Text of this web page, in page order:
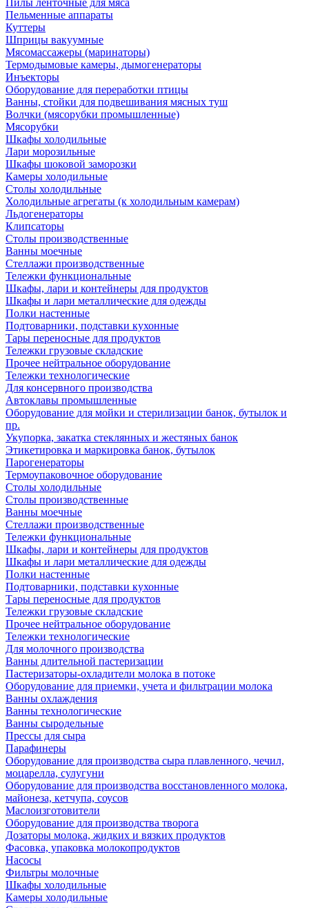
Пилы ленточные для мяса
Пельменные аппараты
Куттеры
Шприцы вакуумные
Мясомассажеры (маринаторы)
Термодымовые камеры, дымогенераторы
Инъекторы
Оборудование для переработки птицы
Ванны, стойки для подвешивания мясных туш
Волчки (мясорубки промышленные)
Мясорубки
Шкафы холодильные
Лари морозильные
Шкафы шоковой заморозки
Камеры холодильные
Столы холодильные
Холодильные агрегаты (к холодильным камерам)
Льдогенераторы
Клипсаторы
Столы производственные
Ванны моечные
Стеллажи производственные
Тележки функциональные
Шкафы, лари и контейнеры для продуктов
Шкафы и лари металлические для одежды
Полки настенные
Подтоварники, подставки кухонные
Тары переносные для продуктов
Тележки грузовые складские
Прочее нейтральное оборудование
Тележки технологические
Для консервного производства
Автоклавы промышленные
Оборудование для мойки и стерилизации банок, бутылок и
пр.
Укупорка, закатка стеклянных и жестяных банок
Этикетировка и маркировка банок, бутылок
Парогенераторы
Термоупаковочное оборудование
Столы холодильные
Столы производственные
Ванны моечные
Стеллажи производственные
Тележки функциональные
Шкафы, лари и контейнеры для продуктов
Шкафы и лари металлические для одежды
Полки настенные
Подтоварники, подставки кухонные
Тары переносные для продуктов
Тележки грузовые складские
Прочее нейтральное оборудование
Тележки технологические
Для молочного производства
Ванны длительной пастеризации
Пастеризаторы-охладители молока в потоке
Оборудование для приемки, учета и фильтрации молока
Ванны охлаждения
Ванны технологические
Ванны сыродельные
Прессы для сыра
Парафинеры
Оборудование для производства сыра плавленного, чечил,
моцарелла, сулугуни
Оборудование для производства восстановленного молока,
майонеза, кетчупа, соусов
Маслоизготовители
Оборудование для производства творога
Дозаторы молока, жидких и вязких продуктов
Фасовка, упаковка молокопродуктов
Насосы
Фильтры молочные
Шкафы холодильные
Камеры холодильные